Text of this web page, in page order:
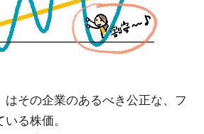
はその企業のあるべき公正な、フ
る株価。